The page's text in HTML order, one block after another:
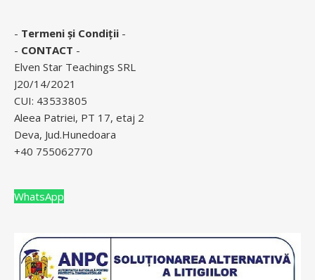
- Termeni și Condiții -
- CONTACT -
Elven Star Teachings SRL
J20/14/2021
CUI: 43533805
Aleea Patriei, PT 17, etaj 2
Deva, Jud.Hunedoara
+40 755062770
WhatsApp